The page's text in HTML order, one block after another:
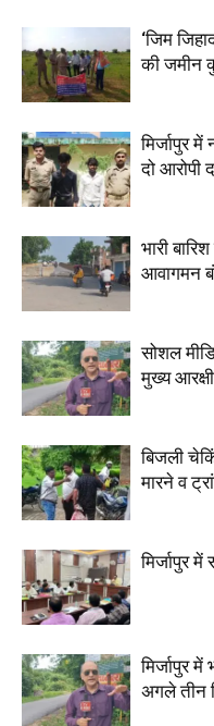
‘जिम
की जमीन
मिर्जापुर
दो आरोपी
भारी
आवागमन
सोशल
मुख्य
बिजली
मारने व
मिर्जापुर
मिर्जापुर
अगले तीन